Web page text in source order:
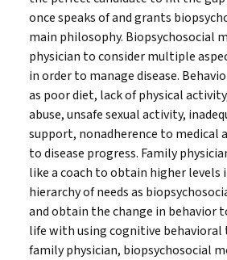
once speaks of and grants
main philosophy. Biopsychosocial
physician to consider multiple
in order to manage disease.
as poor diet, lack of physical
abuse, unsafe sexual activity,
support, nonadherence to medical
to disease progress. Family
like a coach to obtain higher levels
hierarchy of needs as
and obtain the change in behavior
life with using cognitive behavioral
family physician, biopsychosocial